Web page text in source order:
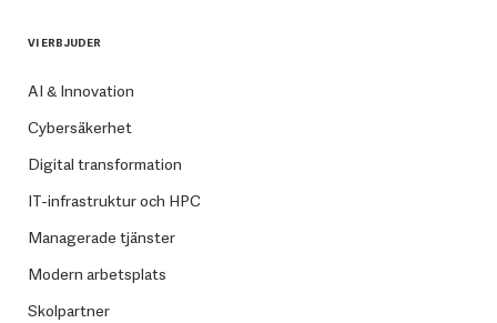
VI ERBJUDER
AI & Innovation
Cybersäkerhet
Digital transformation
IT-infrastruktur och HPC
Managerade tjänster
Modern arbetsplats
Skolpartner